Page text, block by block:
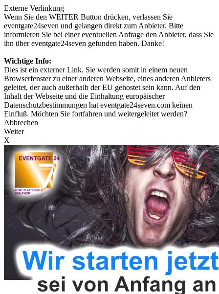
Externe Verlinkung
Wenn Sie den WEITER Button drücken, verlassen Sie
eventgate24seven und gelangen direkt zum Anbieter. Bitte
informieren Sie bei einer eventuellen Anfrage den Anbieter, dass Sie
ihn über eventgate24seven gefunden haben. Danke!
Wichtige Info:
Dies ist ein externer Link. Sie werden somit in einem neuen
Browserfenster zu einer anderen Webseite, eines anderen Anbieters
geleitet, der auch außerhalb der EU gehostet sein kann. Auf den
Inhalt der Webseite und die Einhaltung europäischer
Datenschutzbestimmungen hat eventgate24seven.com keinen
Einfluß. Möchten Sie fortfahren und weitergeleitet werden?
Abbrechen
Weiter
X